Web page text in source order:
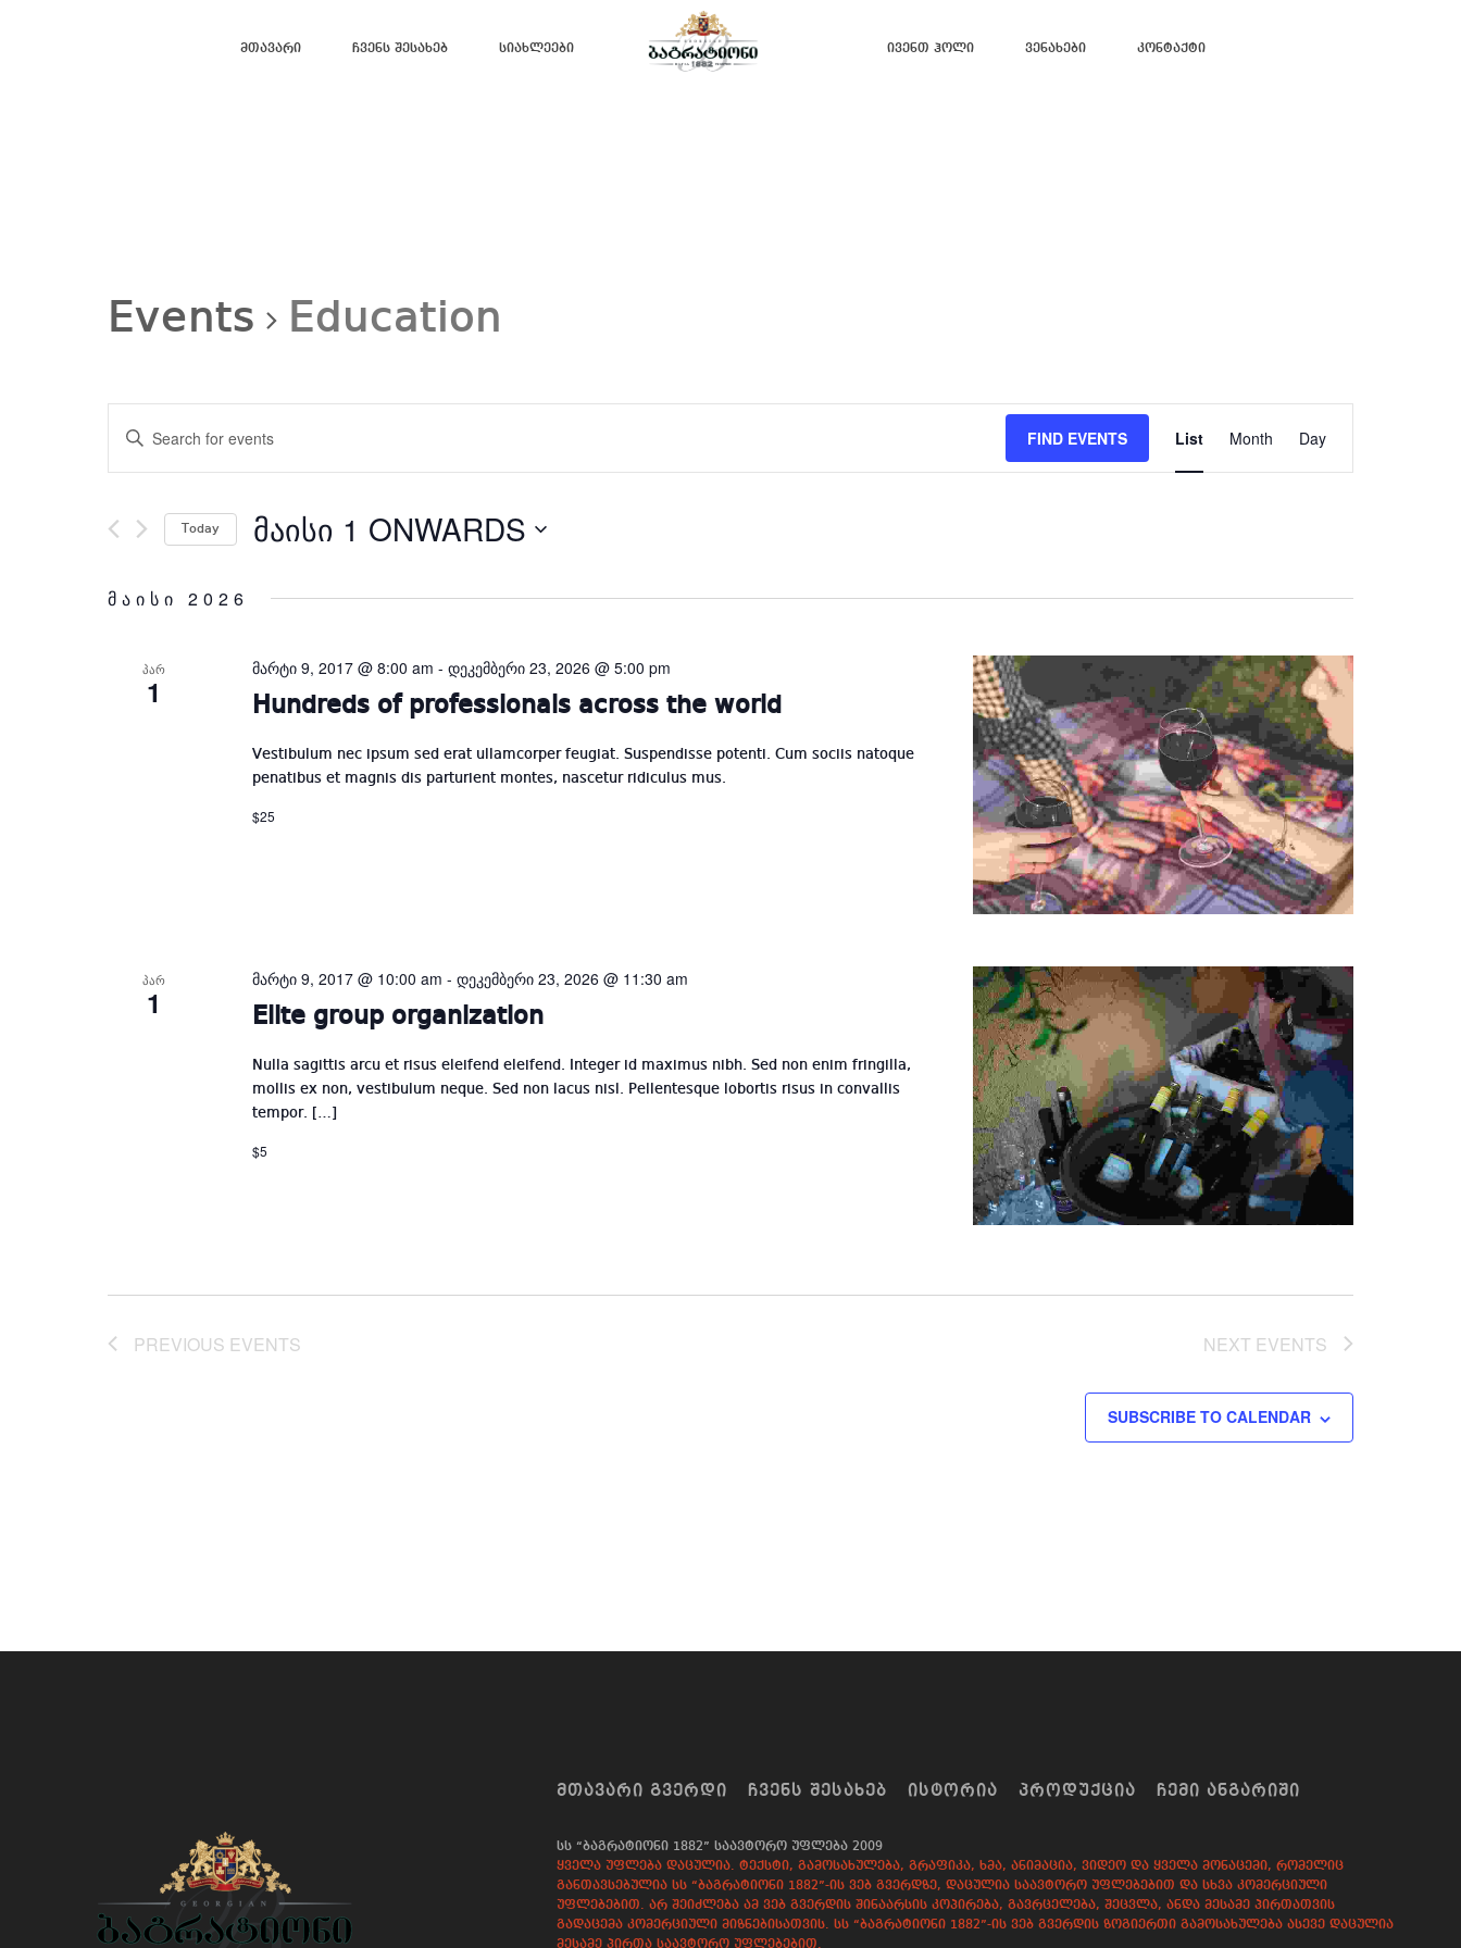
Მთავარი Ჩვენს Შესახებ Სიახლეები Ივენთ Ჰოლი Ვენახები Კონტაქტი
Events Education
Events
and
Views
Enter
for
FIND EVENTS
Views
List Month Day
Today ᲛᲐᲘᲡᲘ 1 ONWARDS
მაისი 2026
ᲞᲐᲠ
1
მარტი 9, 2017 @ 8:00 am - დეკემბერი 23, 2026 @ 5:00 pm
Hundreds of professionals across the world
Vestibulum nec ipsum sed erat ullamcorper feugiat. Suspendisse potenti. Cum sociis natoque
penatibus et magnis dis parturient montes, nascetur ridiculus mus.
$25
ᲞᲐᲠ
1
მარტი 9, 2017 @ 10:00 am - დეკემბერი 23, 2026 @ 11:30 am
Elite group organization
Nulla sagittis arcu et risus eleifend eleifend. Integer id maximus nibh. Sed non enim fringilla,
mollis ex non, vestibulum neque. Sed non lacus nisl. Pellentesque lobortis risus in convallis
tempor. […]
$5
PREVIOUS EVENTS NEXT EVENTS
SUBSCRIBE TO CALENDAR
ᲛᲗᲐᲕᲐᲠᲘ ᲒᲕᲔᲠᲓᲘ ᲩᲕᲔᲜᲡ ᲨᲔᲡᲐᲮᲔᲑ ᲘᲡᲢᲝᲠᲘᲐ ᲞᲠᲝᲓᲣᲥᲪᲘᲐ ᲩᲔᲛᲘ ᲐᲜᲒᲐᲠᲘᲨᲘ
სს “ბაგრატიონი 1882” საავტორო უფლება 2009
ყველა უფლება დაცულია. ტექსტი, გამოსახულება, გრაფიკა, ხმა, ანიმაცია, ვიდეო და ყველა მონაცემი, რომელიც
განთავსებულია სს “ბაგრატიონი 1882”-ის ვებ გვერდზე, დაცულია საავტორო უფლებებით და სხვა კომერციული
უფლებებით. არ შეიძლება ამ ვებ გვერდის შინაარსის კოპირება, გავრცელება, შეცვლა, ანდა მესამე პირთათვის
გადაცემა კომერციული მიზნებისათვის. სს “ბაგრატიონი 1882”-ის ვებ გვერდის ზოგიერთი გამოსახულება ასევე დაცულია
მესამე პირთა საავტორო უფლებებით.